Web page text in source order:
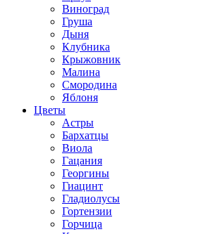
Виноград
Груша
Дыня
Клубника
Крыжовник
Малина
Смородина
Яблоня
Цветы
Астры
Бархатцы
Виола
Гацания
Георгины
Гиацинт
Гладиолусы
Гортензии
Горчица